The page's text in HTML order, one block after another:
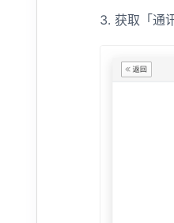
获取「通